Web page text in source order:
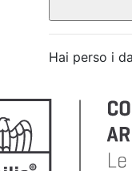
Hai perso i